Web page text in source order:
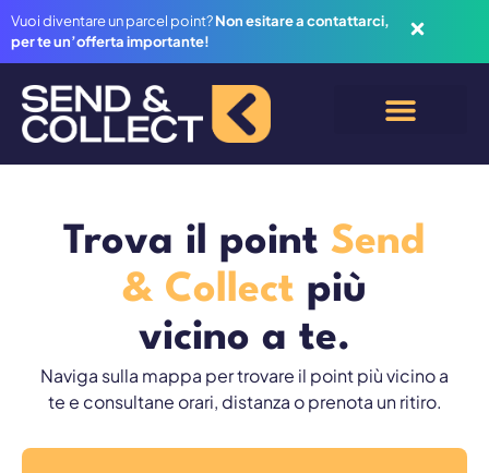
Vuoi diventare un parcel point?Non esitare a contattarci,
per te un’offerta importante!
Trova il pointSend
& Collect più
vicino a te.
Naviga sulla mappa per trovare il point più vicino a
te e consultane orari, distanza o prenota un ritiro.